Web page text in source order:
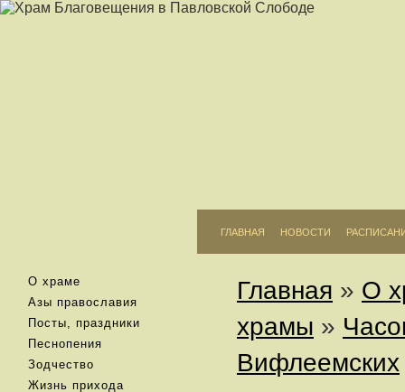
ГЛАВНАЯ НОВОСТИ
О храме
Азы православия
Посты, праздники
Песнопения
Зодчество
Жизнь прихода
Главная » О
храмы »
Вифлеемских